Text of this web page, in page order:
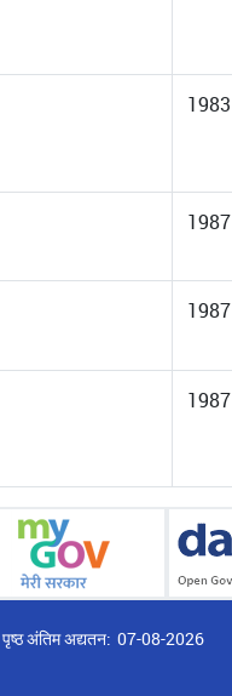
1983
1987
1987
1987
पृष्ठ अंतिम अद्यतन: 07-08-2026